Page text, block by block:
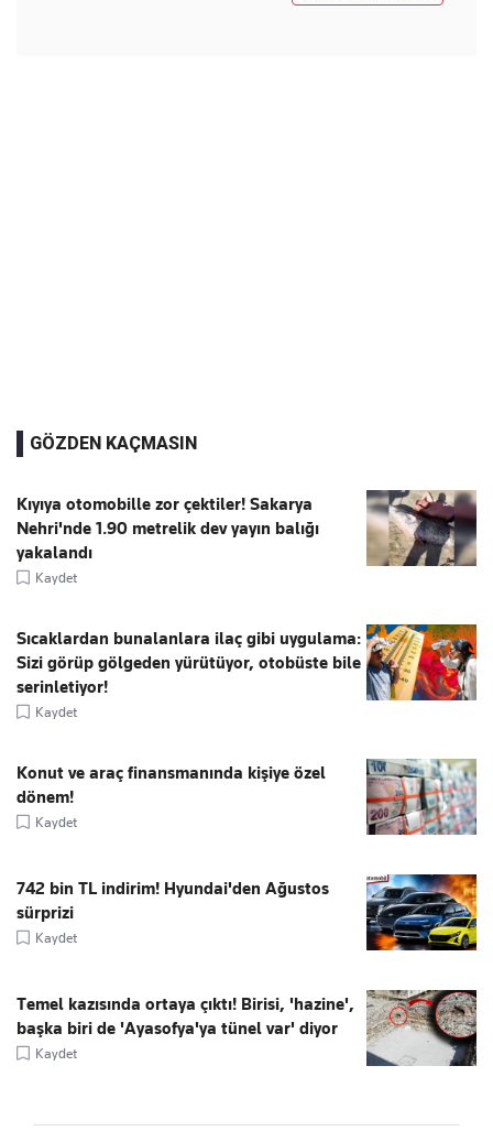
GÖZDEN KAÇMASIN
Kıyıya otomobille zor çektiler! Sakarya
Nehri'nde 1.90 metrelik dev yayın balığı
yakalandı
Kaydet
Sıcaklardan bunalanlara ilaç gibi uygulama:
Sizi görüp gölgeden yürütüyor, otobüste bile
serinletiyor!
Kaydet
Konut ve araç finansmanında kişiye özel
dönem!
Kaydet
742 bin TL indirim! Hyundai'den Ağustos
sürprizi
Kaydet
Temel kazısında ortaya çıktı! Birisi, 'hazine',
başka biri de 'Ayasofya'ya tünel var' diyor
Kaydet